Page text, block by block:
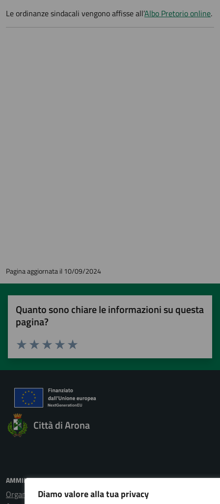
Diamo valore alla tua privacy
Le ordinanze sindacali vengono affisse all’Albo Pretorio online.
Pagina aggiornata il 10/09/2024
Quanto sono chiare le informazioni su questa
pagina?
Valuta 5 stelle su 5
Valuta 4 stelle su 5
Valuta 3 stelle su 5
Valuta 2 stelle su 5
Valuta 1 stelle su 5
Città di Arona
AMMINISTRAZIONE
Organi di governo